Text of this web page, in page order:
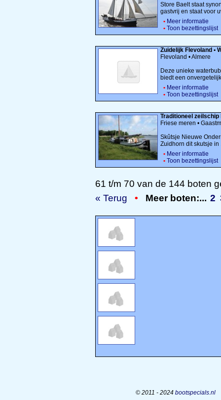
Store Baelt staat
gastvrij en staat voor
• Meer informatie
• Toon bezettingslijst
Zuidelijk Flevoland •
Flevoland • Almere
Deze unieke
biedt een
• Meer informatie
• Toon bezettingslijst
Traditioneel zeilschip
Friese meren •
Skûtsje Nieuwe
Zuidhorn dit skutsje in
• Meer informatie
• Toon bezettingslijst
61 t/m 70 van de 144 boten
« Terug
• Meer boten:... 2
© 2011 - 2024 bootspecials.nl